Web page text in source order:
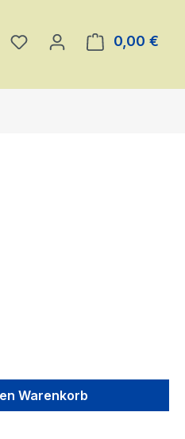
Du hast 0 Produkte auf
0,00 €
Wert
Warenkorb